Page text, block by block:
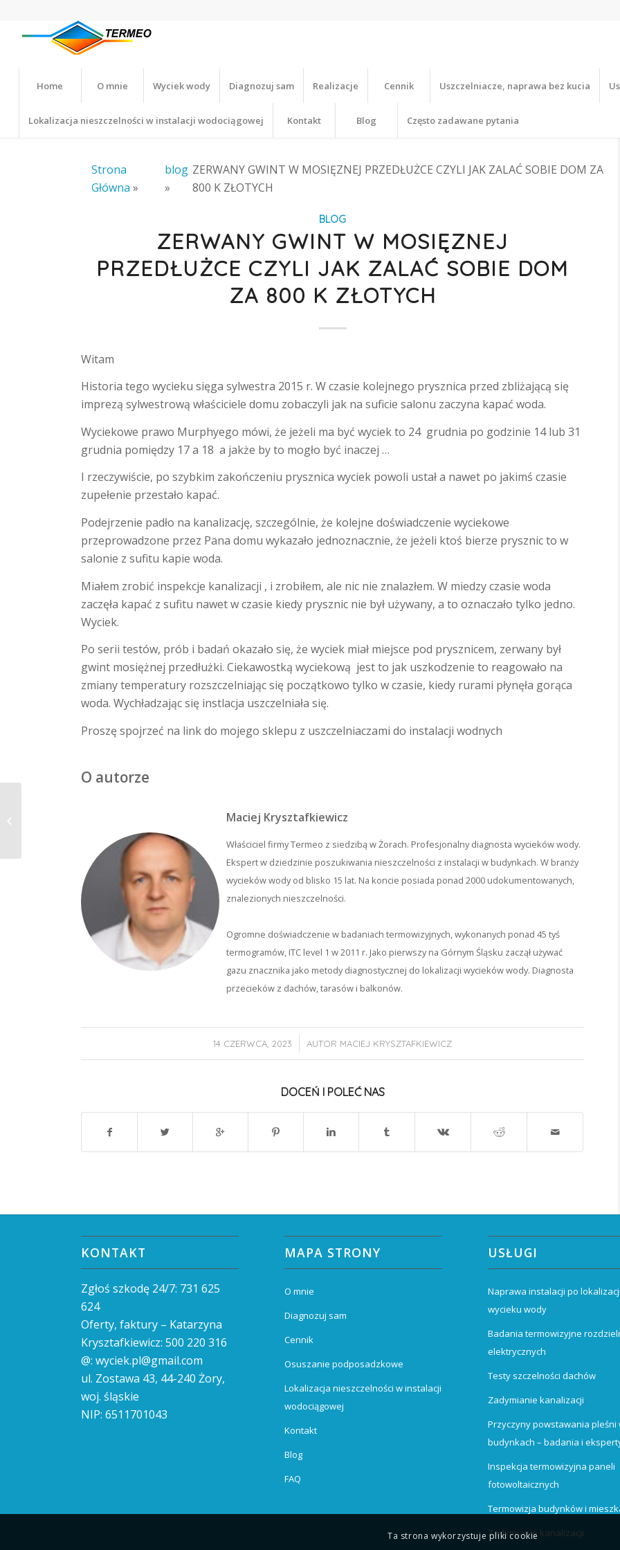
Home O mnie Wyciek wody Diagnozuj sam Realizacje Cennik Uszczelniacze, naprawa bez kucia
Lokalizacja nieszczelności w instalacji wodociągowej Kontakt Blog Często zadawane pytania
Strona
Główna »
blog
»
ZERWANY GWINT W MOSIĘZNEJ PRZEDŁUŻCE CZYLI JAK ZALAĆ SOBIE DOM ZA
800 K ZŁOTYCH
BLOG
ZERWANY GWINT W MOSIĘZNEJ
PRZEDŁUŻCE CZYLI JAK ZALAĆ SOBIE DOM
ZA 800 K ZŁOTYCH
Witam
Historia tego wycieku sięga sylwestra 2015 r. W czasie kolejnego prysznica przed zbliżającą się
imprezą sylwestrową właściciele domu zobaczyli jak na suficie salonu zaczyna kapać woda.
Wyciekowe prawo Murphyego mówi, że jeżeli ma być wyciek to 24 grudnia po godzinie 14 lub 31
grudnia pomiędzy 17 a 18 a jakże by to mogło być inaczej …
I rzeczywiście, po szybkim zakończeniu prysznica wyciek powoli ustał a nawet po jakimś czasie
zupełenie przestało kapać.
Podejrzenie padło na kanalizację, szczególnie, że kolejne doświadczenie wyciekowe
przeprowadzone przez Pana domu wykazało jednoznacznie, że jeżeli ktoś bierze prysznic to w
salonie z sufitu kapie woda.
Miałem zrobić inspekcje kanalizacji , i zrobiłem, ale nic nie znalazłem. W miedzy czasie woda
zaczęła kapać z sufitu nawet w czasie kiedy prysznic nie był używany, a to oznaczało tylko jedno.
Wyciek.
Po serii testów, prób i badań okazało się, że wyciek miał miejsce pod prysznicem, zerwany był
gwint mosiężnej przedłużki. Ciekawostką wyciekową jest to jak uszkodzenie to reagowało na
zmiany temperatury rozszczelniając się początkowo tylko w czasie, kiedy rurami płynęła gorąca
woda. Wychładzając się instlacja uszczelniała się.
Proszę spojrzeć na link do mojego sklepu z uszczelniaczami do instalacji wodnych
O autorze
Maciej Krysztafkiewicz
Właściciel firmy Termeo z siedzibą w Żorach. Profesjonalny diagnosta wycieków wody.
Ekspert w dziedzinie poszukiwania nieszczelności z instalacji w budynkach. W branży
wycieków wody od blisko 15 lat. Na koncie posiada ponad 2000 udokumentowanych,
znalezionych nieszczelności.
Ogromne doświadczenie w badaniach termowizyjnych, wykonanych ponad 45 tyś
termogramów, ITC level 1 w 2011 r. Jako pierwszy na Górnym Śląsku zaczął używać
gazu znacznika jako metody diagnostycznej do lokalizacji wycieków wody. Diagnosta
przecieków z dachów, tarasów i balkonów.
14 CZERWCA, 2023
/ AUTOR MACIEJ KRYSZTAFKIEWICZ
DOCEŃ I POLEĆ NAS
KONTAKT
Zgłoś szkodę 24/7: 731 625
624
Oferty, faktury – Katarzyna
Krysztafkiewicz:500 220 316
@:wyciek.pl@gmail.com
ul. Zostawa 43, 44-240Żory,
woj. śląskie
NIP: 6511701043
MAPA STRONY
O mnie
Diagnozuj sam
Cennik
Osuszanie podposadzkowe
Lokalizacja nieszczelności w instalacji
wodociągowej
Kontakt
Blog
FAQ
USŁUGI
Naprawa instalacji po lokalizacji
wycieku wody
Badania termowizyjne
elektrycznych
Testy szczelności dachów
Zadymianie kanalizacji
Przyczyny powstawania pleśni
budynkach – badania i
Inspekcja termowizyjna paneli
fotowoltaicznych
Termowizja budynków i
Zadymianie kanalizacji
Ta strona wykorzystuje pliki cookie